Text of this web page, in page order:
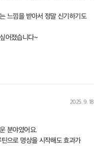
느낌을 받아서 정말 신기하기도
어졌습니다~
2025. 9. 18
분야였어요.
으로 명상을 시작해도 효과가